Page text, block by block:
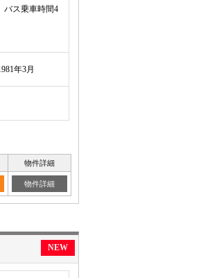
ス乗車時間4
年3月
物件詳細
物件詳細
NEW